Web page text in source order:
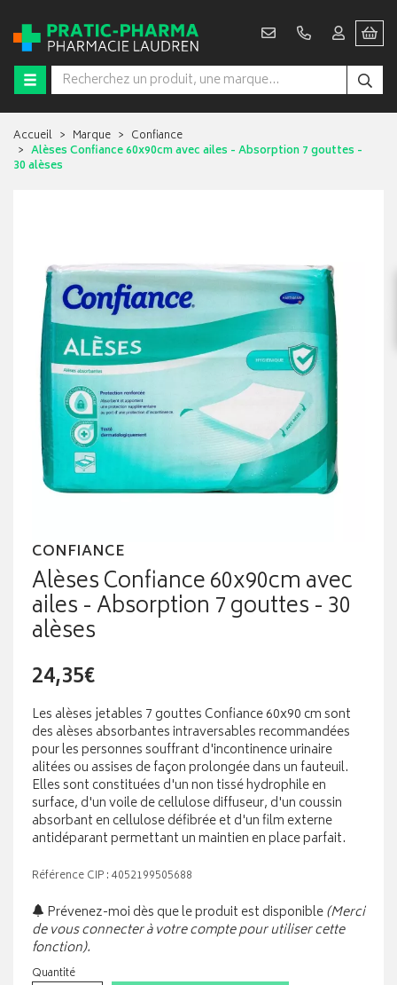
Accueil Marque
Confiance
Alèses Confiance 60x90cm avec ailes - Absorption 7 gouttes -
30 alèses
CONFIANCE
Alèses Confiance 60x90cm avec
ailes - Absorption 7 gouttes - 30
alèses
24,35€
Les alèses jetables 7 gouttes Confiance 60x90 cm sont
des alèses absorbantes intraversables recommandées
pour les personnes souffrant d'incontinence urinaire
alitées ou assises de façon prolongée dans un fauteuil.
Elles sont constituées d'un non tissé hydrophile en
surface, d'un voile de cellulose diffuseur, d'un coussin
absorbant en cellulose défibrée et d'un film externe
antidéparant permettant un maintien en place parfait.
Référence CIP : 4052199505688
Prévenez-moi dès que le produit est disponible(Merci
de vous connecter à votre compte pour utiliser cette
fonction).
Quantité